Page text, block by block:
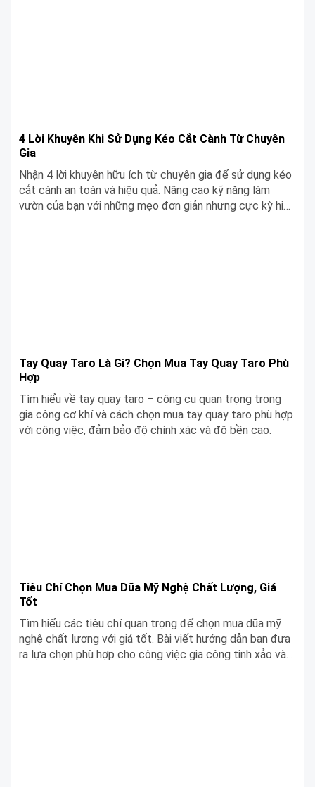
4 Lời Khuyên Khi Sử Dụng Kéo Cắt Cành Từ Chuyên
Gia
Nhận 4 lời khuyên hữu ích từ chuyên gia để sử dụng kéo
cắt cành an toàn và hiệu quả. Nâng cao kỹ năng làm
vườn của bạn với những mẹo đơn giản nhưng cực kỳ hiệu
Tay Quay Taro Là Gì? Chọn Mua Tay Quay Taro Phù
Hợp
Tìm hiểu về tay quay taro – công cụ quan trọng trong
gia công cơ khí và cách chọn mua tay quay taro phù hợp
với công việc, đảm bảo độ chính xác và độ bền cao.
Tiêu Chí Chọn Mua Dũa Mỹ Nghệ Chất Lượng, Giá
Tốt
Tìm hiểu các tiêu chí quan trọng để chọn mua dũa mỹ
nghệ chất lượng với giá tốt. Bài viết hướng dẫn bạn đưa
ra lựa chọn phù hợp cho công việc gia công tinh xảo và